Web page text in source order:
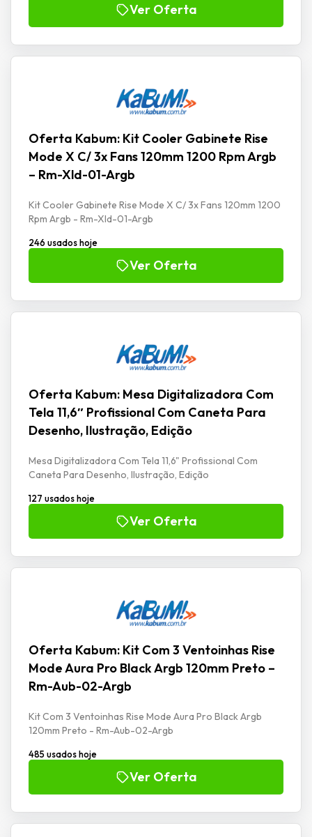
Ver Oferta
Oferta Kabum: Kit Cooler Gabinete Rise
Mode X C/ 3x Fans 120mm 1200 Rpm Argb
– Rm-Xld-01-Argb
Kit Cooler Gabinete Rise Mode X C/ 3x Fans 120mm 1200
Rpm Argb - Rm-Xld-01-Argb
246 usados hoje
Ver Oferta
Oferta Kabum: Mesa Digitalizadora Com
Tela 11,6″ Profissional Com Caneta Para
Desenho, Ilustração, Edição
Mesa Digitalizadora Com Tela 11,6" Profissional Com
Caneta Para Desenho, Ilustração, Edição
127 usados hoje
Ver Oferta
Oferta Kabum: Kit Com 3 Ventoinhas Rise
Mode Aura Pro Black Argb 120mm Preto –
Rm-Aub-02-Argb
Kit Com 3 Ventoinhas Rise Mode Aura Pro Black Argb
120mm Preto - Rm-Aub-02-Argb
485 usados hoje
Ver Oferta